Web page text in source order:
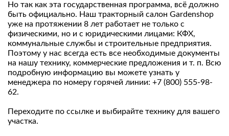
Но так как эта государственная программа, всё должно
быть официально. Наш тракторный салон Gardenshop
уже на протяжении 8 лет работает не только с
физическими, но и с юридическими лицами: КФХ,
коммунальные службы и строительные предприятия.
Поэтому у нас всегда есть все необходимые документы
на нашу технику, коммерческие предложения и т. п. Всю
подробную информацию вы можете узнать у
менеджера по номеру горячей линии: +7 (800) 555-98-
62.
Переходите по ссылке и выбирайте технику для вашего
участка.